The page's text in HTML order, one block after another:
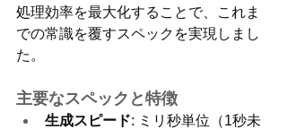
処理効率を最大化することで、これま
での常識を覆すスペックを実現しまし
た。
主要なスペックと特徴
生成スピード: ミリ秒単位（1秒未